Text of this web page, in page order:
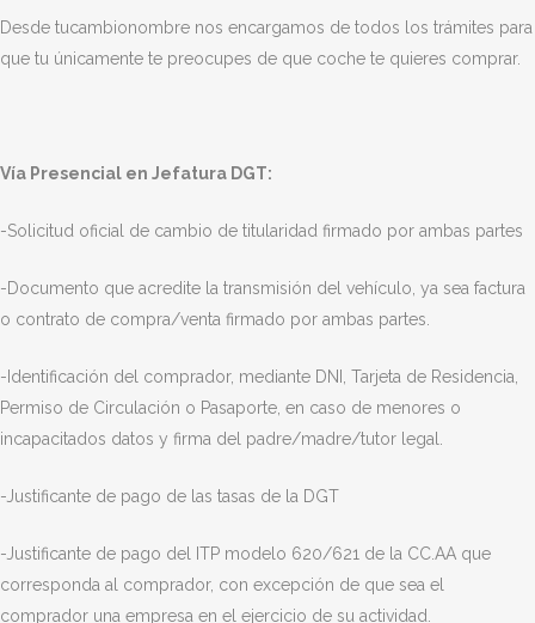
Desde tucambionombre nos encargamos de todos los trámites para
que tu únicamente te preocupes de que coche te quieres comprar.
Vía Presencial en Jefatura DGT:
-Solicitud oficial de cambio de titularidad firmado por ambas partes
-Documento que acredite la transmisión del vehículo, ya sea factura
o contrato de compra/venta firmado por ambas partes.
-Identificación del comprador, mediante DNI, Tarjeta de Residencia,
Permiso de Circulación o Pasaporte, en caso de menores o
incapacitados datos y firma del padre/madre/tutor legal.
-Justificante de pago de las tasas de la DGT
-Justificante de pago del ITP modelo 620/621 de la CC.AA que
corresponda al comprador, con excepción de que sea el
comprador una empresa en el ejercicio de su actividad.